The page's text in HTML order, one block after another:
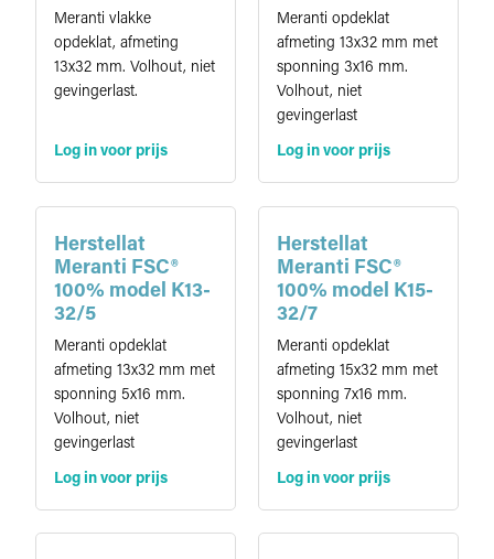
Meranti vlakke
opdeklat, afmeting
13x32 mm. Volhout, niet
gevingerlast.
Log in voor prijs
Meranti opdeklat
afmeting 13x32 mm met
sponning 3x16 mm.
Volhout, niet
gevingerlast
Log in voor prijs
Herstellat
Meranti FSC®
100% model K13-
32/5
Meranti opdeklat
afmeting 13x32 mm met
sponning 5x16 mm.
Volhout, niet
gevingerlast
Log in voor prijs
Herstellat
Meranti FSC®
100% model K15-
32/7
Meranti opdeklat
afmeting 15x32 mm met
sponning 7x16 mm.
Volhout, niet
gevingerlast
Log in voor prijs